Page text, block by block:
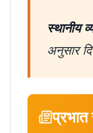
स्थानीय
अनुसार
प्रभात